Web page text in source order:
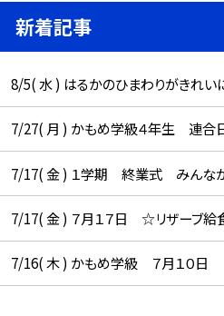
新着記事
8/5( 水 ) はるかのひまわりがきれい
7/27( 月 ) かもめ学級４年生 連合
7/17( 金 ) １学期 終業式 みんな
7/17( 金 ) ７月１７日 ☆リザーブ
7/16( 木 ) かもめ学級 ７月１０日